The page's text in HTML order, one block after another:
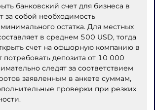
банковский счет для бизнеса в
за собой необходимость
остатка. Для местных
в среднем 500 USD, тогда
счет на офшорную компанию в
депозита от 10 000
следят за соответствием
заявленным в анкете суммам,
проверки при резких